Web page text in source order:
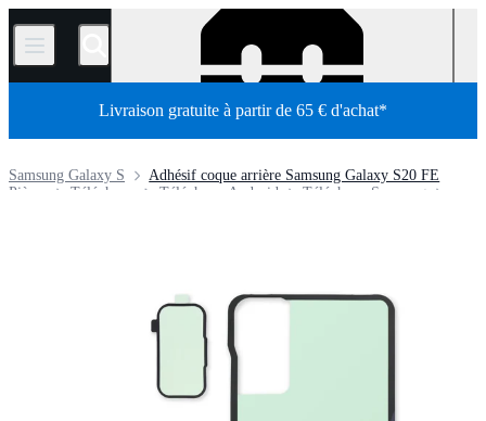
/
Livraison gratuite à partir de 65 € d'achat*
Adhésif coque arrière Samsung Galaxy S20 FE
Samsung Galaxy S
Téléphone Samsung
Téléphone Android
Téléphone
Pièces